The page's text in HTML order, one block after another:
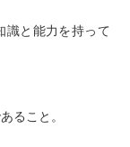
識と能力を持って
ること。